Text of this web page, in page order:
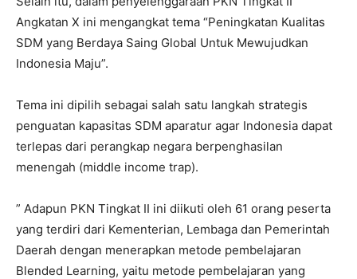
Angkatan X ini mengangkat tema “Peningkatan Kualitas
SDM yang Berdaya Saing Global Untuk Mewujudkan
Indonesia Maju”.
Tema ini dipilih sebagai salah satu langkah strategis
penguatan kapasitas SDM aparatur agar Indonesia dapat
terlepas dari perangkap negara berpenghasilan
menengah (middle income trap).
” Adapun PKN Tingkat II ini diikuti oleh 61 orang peserta
yang terdiri dari Kementerian, Lembaga dan Pemerintah
Daerah dengan menerapkan metode pembelajaran
Blended Learning, yaitu metode pembelajaran yang